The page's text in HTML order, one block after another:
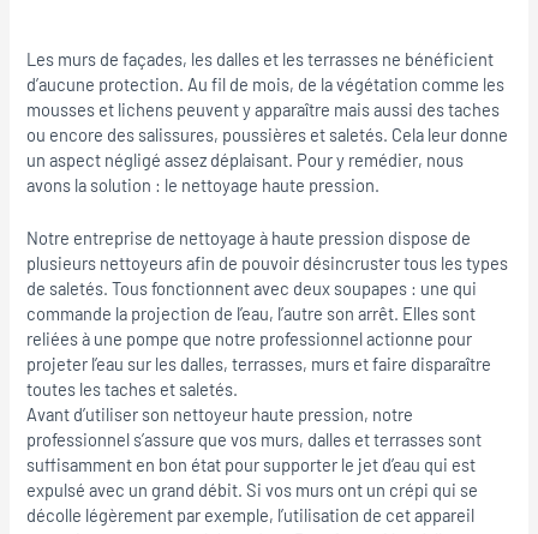
Les murs de façades, les dalles et les terrasses ne bénéficient
d’aucune protection. Au fil de mois, de la végétation comme les
mousses et lichens peuvent y apparaître mais aussi des taches
ou encore des salissures, poussières et saletés. Cela leur donne
un aspect négligé assez déplaisant. Pour y remédier, nous
avons la solution : le nettoyage haute pression.
Notre entreprise de nettoyage à haute pression dispose de
plusieurs nettoyeurs afin de pouvoir désincruster tous les types
de saletés. Tous fonctionnent avec deux soupapes : une qui
commande la projection de l’eau, l’autre son arrêt. Elles sont
reliées à une pompe que notre professionnel actionne pour
projeter l’eau sur les dalles, terrasses, murs et faire disparaître
toutes les taches et saletés.
Avant d’utiliser son nettoyeur haute pression, notre
professionnel s’assure que vos murs, dalles et terrasses sont
suffisamment en bon état pour supporter le jet d’eau qui est
expulsé avec un grand débit. Si vos murs ont un crépi qui se
décolle légèrement par exemple, l’utilisation de cet appareil